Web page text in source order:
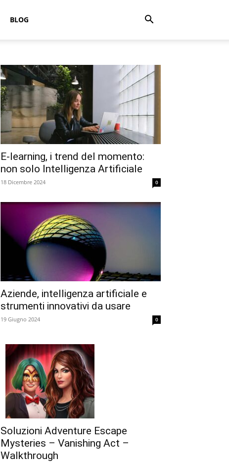
BLOG
E-learning, i trend del momento:
non solo Intelligenza Artificiale
18 Dicembre 2024 0
Aziende, intelligenza artificiale e
strumenti innovativi da usare
19 Giugno 2024 0
Soluzioni Adventure Escape
Mysteries – Vanishing Act –
Walkthrough